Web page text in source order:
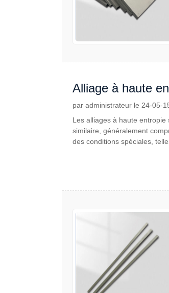
Alliage à haute
par administrateur le 24-05-
Les alliages à haute
similaire, généralement
des conditions spéciales,